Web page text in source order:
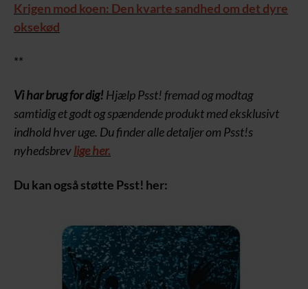
Krigen mod koen: Den kvarte sandhed om det dyre
oksekød
**
Vi har brug for dig! Hjælp Psst! fremad og modtag
samtidig et godt og spændende produkt med eksklusivt
indhold hver uge. Du finder alle detaljer om Psst!s
nyhedsbrevlige her.
Du kan også støtte Psst! her: